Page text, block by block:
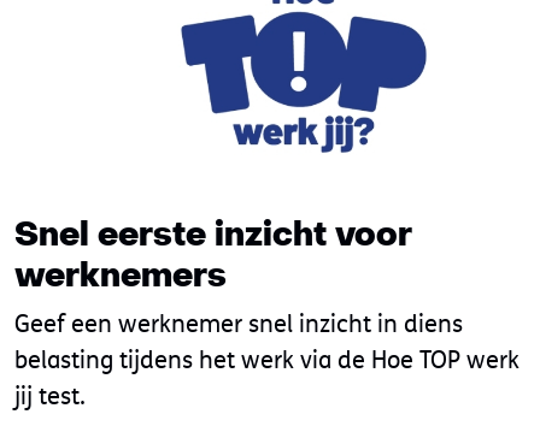
Snel eerste inzicht voor
werknemers
Geef een werknemer snel inzicht in diens
belasting tijdens het werk via de Hoe TOP werk
jij test.